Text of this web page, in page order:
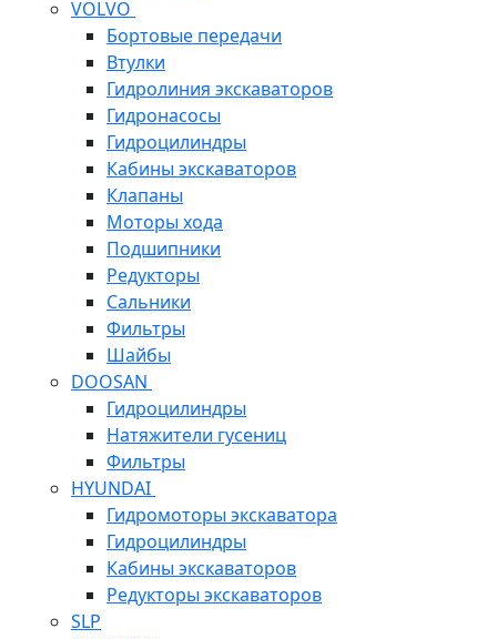
VOLVO
Бортовые передачи
Втулки
Гидролиния экскаваторов
Гидронасосы
Гидроцилиндры
Кабины экскаваторов
Клапаны
Моторы хода
Подшипники
Редукторы
Сальники
Фильтры
Шайбы
DOOSAN
Гидроцилиндры
Натяжители гусениц
Фильтры
HYUNDAI
Гидромоторы экскаватора
Гидроцилиндры
Кабины экскаваторов
Редукторы экскаваторов
SLP